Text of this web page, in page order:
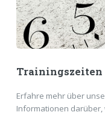
Trainingszeiten
Erfahre mehr über
Informationen